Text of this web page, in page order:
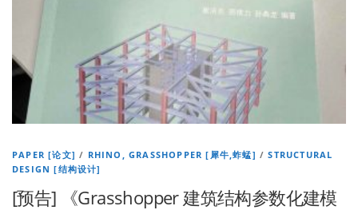
PAPER [论文] / RHINO, GRASSHOPPER [犀牛,蚱蜢] /STRUCTURAL
DESIGN [结构设计]
[预告] 《Grasshopper 建筑结构参数化建模